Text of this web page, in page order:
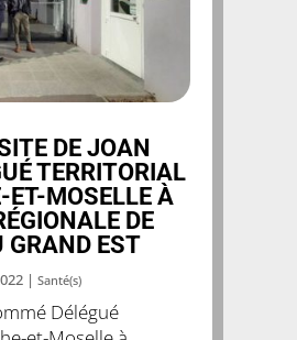
DE JOAN
TERRITORIAL
ET-MOSELLE À
DE
GRAND EST
|Santé(s)
Délégué